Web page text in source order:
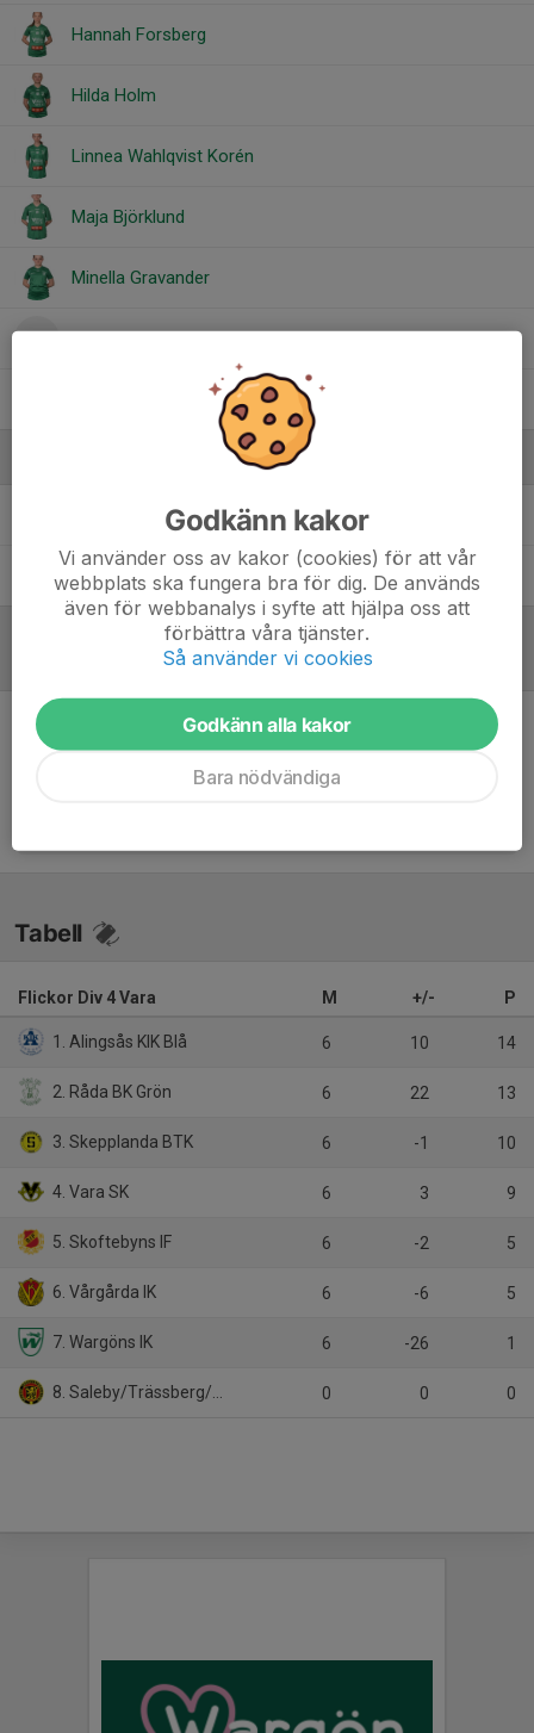
Hannah Forsberg
Hilda Holm
Linnea Wahlqvist Korén
Maja Björklund
Minella Gravander
My Clasborn
Fredrik ForsbergLedare
Zandra ANDERSSONLedare
Inget referat skrivet
Tabell
Flickor Div 4 Vara M +/- P
1. Alingsås KIK Blå 6 10 14
2. Råda BK Grön 6 22 13
3. Skepplanda BTK 6 -1 10
4. Vara SK 6 3 9
5. Skoftebyns IF 6 -2 5
6. Vårgårda IK 6 -6 5
7. Wargöns IK 6 -26 1
8. Saleby/Trässberg/N.Härene 0 0 0
Godkänn kakor
Vi använder oss av kakor (cookies) för att vår
webbplats ska fungera bra för dig. De används
även för webbanalys i syfte att hjälpa oss att
förbättra våra tjänster.
Så använder vi cookies
Godkänn alla kakor
Bara nödvändiga